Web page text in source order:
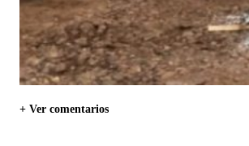
+ Ver comentarios